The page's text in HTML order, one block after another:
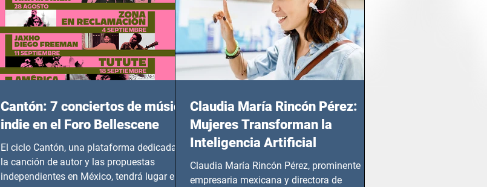
Cantón: 7 conciertos de música
indie en el Foro Bellescene
El ciclo Cantón, una plataforma dedicada a
la canción de autor y las propuestas
independientes en México, tendrá lugar en el
Claudia María Rincón Pérez:
Mujeres Transforman la
Inteligencia Artificial
Claudia María Rincón Pérez, prominente
empresaria mexicana y directora de